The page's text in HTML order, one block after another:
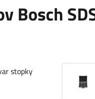
Bosch
stopky